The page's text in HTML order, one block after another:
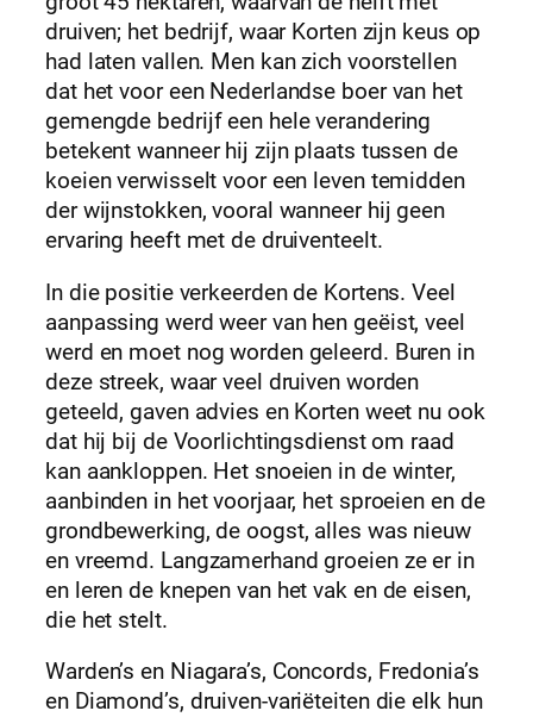
druiven; het bedrijf, waar Korten zijn keus op
had laten vallen. Men kan zich voorstellen
dat het voor een Nederlandse boer van het
gemengde bedrijf een hele verandering
betekent wanneer hij zijn plaats tussen de
koeien verwisselt voor een leven temidden
der wijnstokken, vooral wanneer hij geen
ervaring heeft met de druiventeelt.
In die positie verkeerden de Kortens. Veel
aanpassing werd weer van hen geëist, veel
werd en moet nog worden geleerd. Buren in
deze streek, waar veel druiven worden
geteeld, gaven advies en Korten weet nu ook
dat hij bij de Voorlichtingsdienst om raad
kan aankloppen. Het snoeien in de winter,
aanbinden in het voorjaar, het sproeien en de
grondbewerking, de oogst, alles was nieuw
en vreemd. Langzamerhand groeien ze er in
en leren de knepen van het vak en de eisen,
die het stelt.
Warden’s en Niagara’s, Concords, Fredonia’s
en Diamond’s, druiven-variëteiten die elk hun